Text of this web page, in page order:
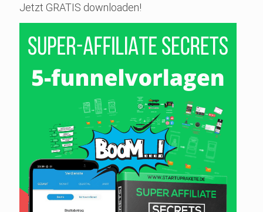
Jetzt GRATIS downloaden!